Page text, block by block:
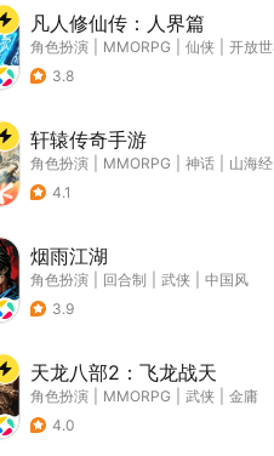
凡人修仙传：人界篇
角色扮演 MMORPG 仙侠
开放
3.8
轩辕传奇手游
角色扮演 MMORPG 神话
山海经
4.1
烟雨江湖
角色扮演 回合制 武侠
中国风
3.9
天龙八部2：飞龙战天
角色扮演 MMORPG 武侠
金庸
4.0